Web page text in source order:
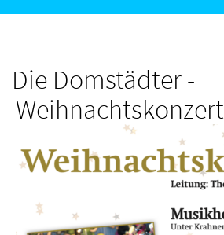
Die Domstädter -
Weihnachtskonzert